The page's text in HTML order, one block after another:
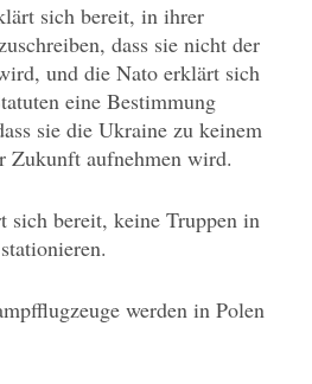
sich bereit, in ihrer
dass sie nicht der
und die Nato erklärt sich
eine Bestimmung
sie die Ukraine zu keinem
Zukunft aufnehmen wird.
sich bereit, keine Truppen in
werden in Polen